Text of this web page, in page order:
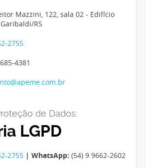
Mazzini, 122, sala 02 - Edifício
RS
2755
4381
de Dados:
LGPD
2755 | WhatsApp: (54) 9 9662-2602